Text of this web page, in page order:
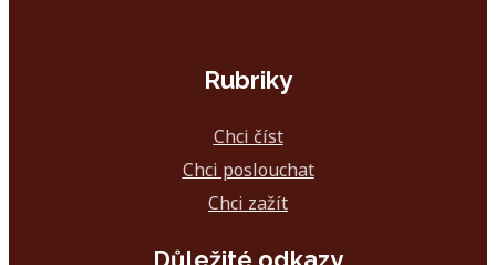
Rubriky
Chci číst
Chci poslouchat
Chci zažít